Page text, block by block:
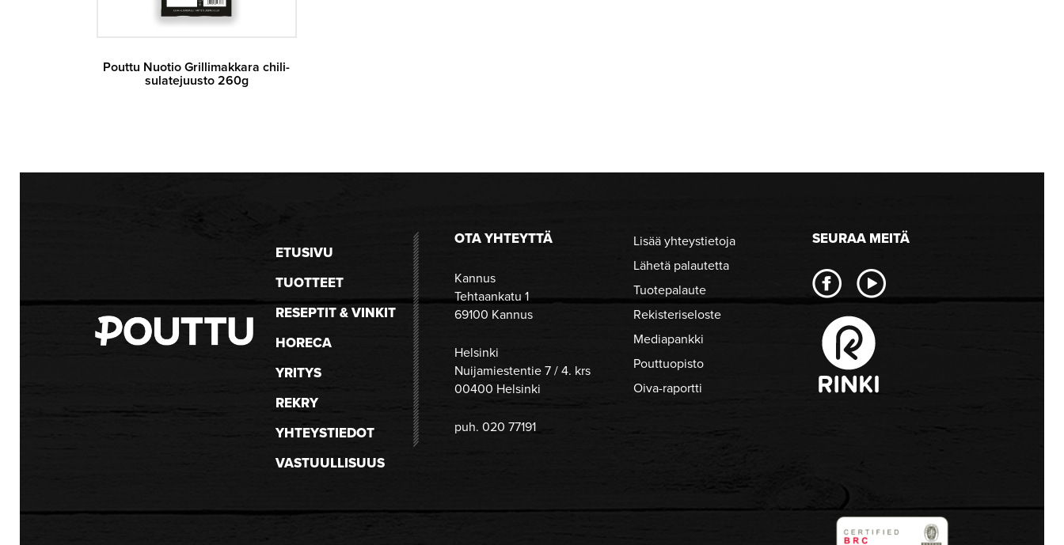
Pouttu Nuotio Grillimakkara chili-
sulatejuusto 260g
ETUSIVU
TUOTTEET
RESEPTIT & VINKIT
HORECA
YRITYS
REKRY
YHTEYSTIEDOT
VASTUULLISUUS
OTA YHTEYTTÄ
Kannus
Tehtaankatu 1
69100 Kannus
Helsinki
Nuijamiestentie 7 / 4. krs
00400 Helsinki
puh. 020 77191
Lisää yhteystietoja
Lähetä palautetta
Tuotepalaute
Rekisteriseloste
Mediapankki
Pouttuopisto
Oiva-raportti
SEURAA MEITÄ